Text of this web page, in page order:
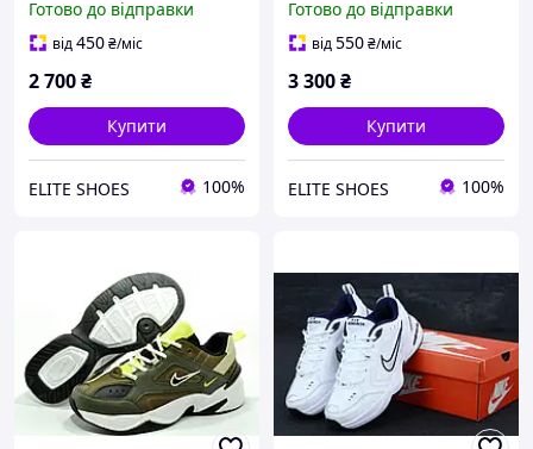
універсальні
Готово до відправки
від450₴/міс
2 700₴
Купити
ELITE SHOES 100%
Найк
Готово до відправки
від550₴/міс
3 300₴
Купити
ELITE SHOES 100%